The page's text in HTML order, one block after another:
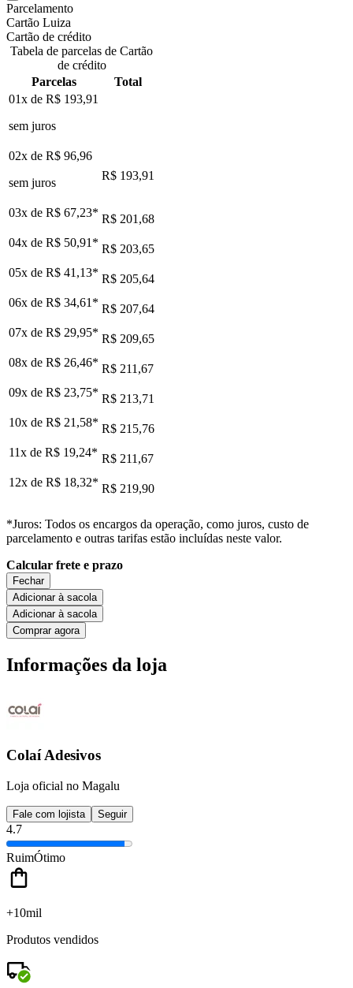
Parcelamento
Cartão Luiza
Cartão de crédito
Tabela de parcelas de Cartão
de crédito
Parcelas
Total
01x de R$ 193,91
sem juros
02x de R$ 96,96
sem juros
R$ 193,91
03x de R$ 67,23* R$ 201,68
04x de R$ 50,91 * R$ 203,65
05x de R$ 41,13* R$ 205,64
06x de R$ 34,61 * R$ 207,64
07x de R$ 29,95* R$ 209,65
08x de R$ 26,46* R$ 211,67
09x de R$ 23,75* R$ 213,71
10x de R$ 21,58* R$ 215,76
11x de R$ 19,24* R$ 211,67
12x de R$ 18,32* R$ 219,90
*Juros: Todos os encargos da operação, como juros, custo de
parcelamento e outras tarifas estão incluídas neste valor.
Calcular frete e prazo
Fechar
Adicionar à sacola
Adicionar à sacola
Comprar agora
Informações da loja
Colaí Adesivos
Loja oficial no Magalu
Fale com lojista Seguir
4.7
RuimÓtimo
+10mil
Produtos vendidos